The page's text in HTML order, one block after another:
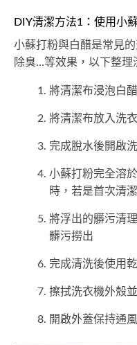
DIY清潔方法1：使用小
小蘇打粉與白醋是常見
除臭…等效果，以下整理
將清潔布浸泡白醋
將清潔布放入洗
完成脫水後開啟
小蘇打粉完全溶
時，若是首次清
將浮出的髒污清
髒污撈出
完成清洗後使用
擦拭洗衣機外殼
開啟外蓋保持通